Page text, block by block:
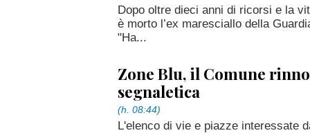
Dopo oltre dieci anni di ricorsi e la
è morto l’ex maresciallo della
"Ha...
Zone Blu, il Comune
segnaletica
(h. 08:44)
L'elenco di vie e piazze interessate